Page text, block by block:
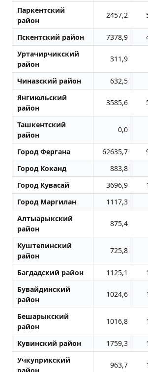
Паркентский
район
2457,2
Пскентский район 7378,9
Уртачирчикский
район
311,9
Чиназский район 632,5
Янгиюльский
район
3585,6
Ташкентский
район
0,0
Город Фергана 62635,7
Город Коканд
883,8
Город Кувасай
3696,9
Город Маpгилан
1117,3
Алтыарыкский
район
875,4
Куштепинский
район
725,8
Багдадский район 1125,1
Бувайдинский
район
1024,6
Бешарыкский
район
1016,8
Кувинский район 1759,3
Учкуприкский
963,7